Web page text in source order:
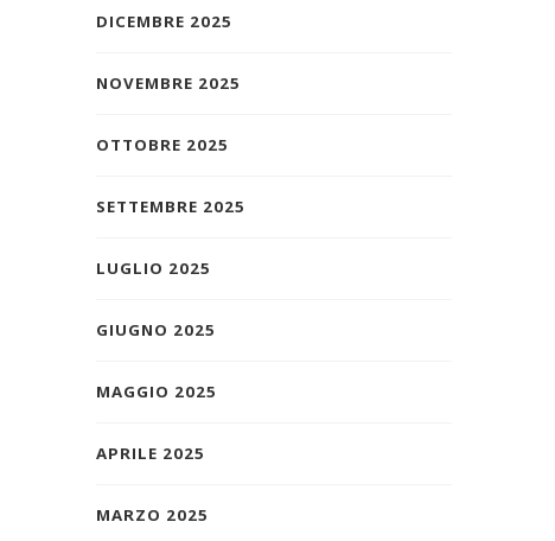
DICEMBRE 2025
NOVEMBRE 2025
OTTOBRE 2025
SETTEMBRE 2025
LUGLIO 2025
GIUGNO 2025
MAGGIO 2025
APRILE 2025
MARZO 2025